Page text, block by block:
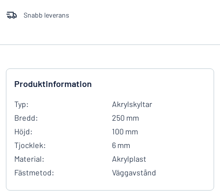
Snabb leverans
Produktinformation
Typ:
Akrylskyltar
Bredd:
250 mm
Höjd:
100 mm
Tjocklek:
6 mm
Material:
Akrylplast
Fästmetod:
Väggavstånd